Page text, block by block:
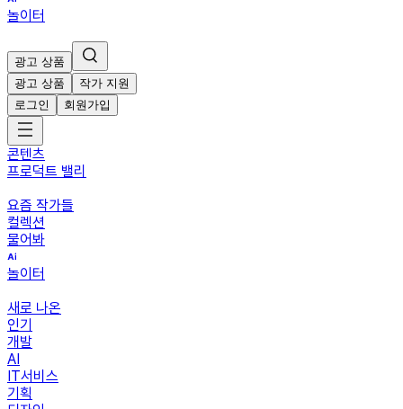
놀이터
광고 상품
광고 상품
작가 지원
로그인
회원가입
콘텐츠
프로덕트 밸리
요즘 작가들
컬렉션
물어봐
놀이터
새로 나온
인기
개발
AI
IT서비스
기획